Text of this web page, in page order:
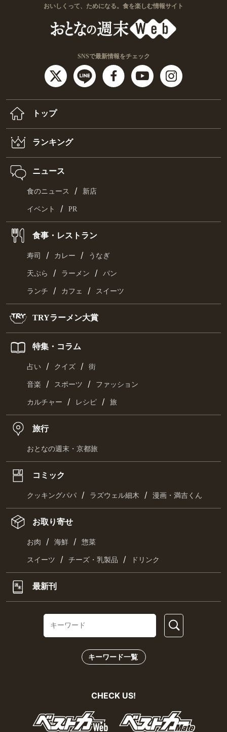
おいしくって、ためになる。食を楽しむ情報サイト
SNSで最新情報をチェック
トップ
ランキング
ニュース
食のニュース / 新店
イベント / PR
食事・レストラン
寿司 / カレー / うなぎ
天ぷら / ラーメン / パン
ランチ / カフェ / スイーツ
TRYラーメン大賞
特集・コラム
占い / クイズ / 街
音楽 / スポーツ / ファッション
カルチャー / レシピ / 旅
旅行
おとなの週末・京都旅
コミック
クッキングパパ / ラズウェル細木 / 漫画・満吉くん
お取り寄せ
お肉 / 海鮮 / 惣菜
スイーツ / チーズ・乳製品 / ドリンク
最新刊
キーワード一覧
CHECK US!